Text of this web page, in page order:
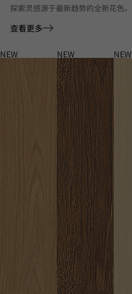
探索灵感源于最新趋势的全新花色。
查看更多
NEW NEW NEW